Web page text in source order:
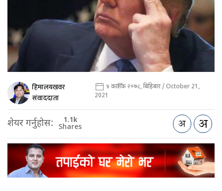
हिमालयखवर
संवाददाता
४ कार्तिक २०७८, बिहिबार / October 21,
2021
शेयर गर्नुहोस: 1.1k
Shares